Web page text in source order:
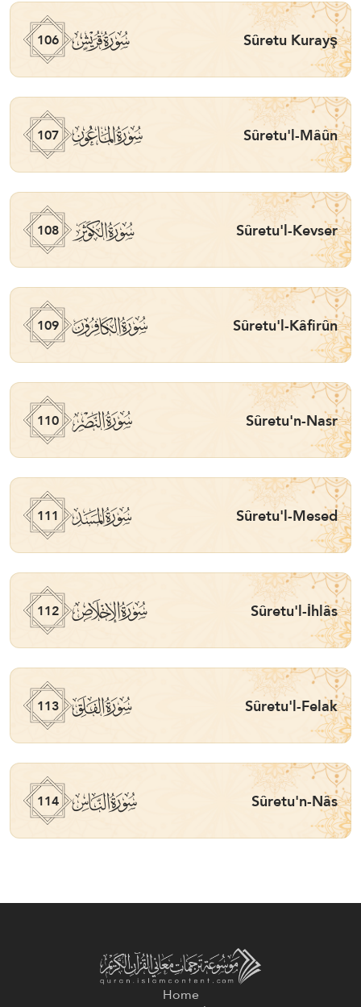
106 ﰗ Sûretu Kurayş
107 ﰘ Sûretu'l-Mâûn
108 ﰙ Sûretu'l-Kevser
109 ﰚ Sûretu'l-Kâfirûn
110 ﰛ Sûretu'n-Nasr
111 ﰜ Sûretu'l-Mesed
112 ﰝ Sûretu'l-İhlâs
113 ﰞ Sûretu'l-Felak
114 ﰟ Sûretu'n-Nâs
Home